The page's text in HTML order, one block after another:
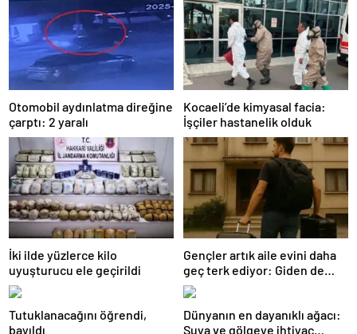
Otomobil aydınlatma direğine
çarptı: 2 yaralı
Kocaeli’de kimyasal facia:
İşçiler hastanelik olduk
İki ilde yüzlerce kilo
uyuşturucu ele geçirildi
Gençler artık aile evini daha
geç terk ediyor: Giden de
geri dönüyor
Tutuklanacağını öğrendi,
bayıldı
Dünyanın en dayanıklı ağacı:
Suya ve gölgeye ihtiyaç